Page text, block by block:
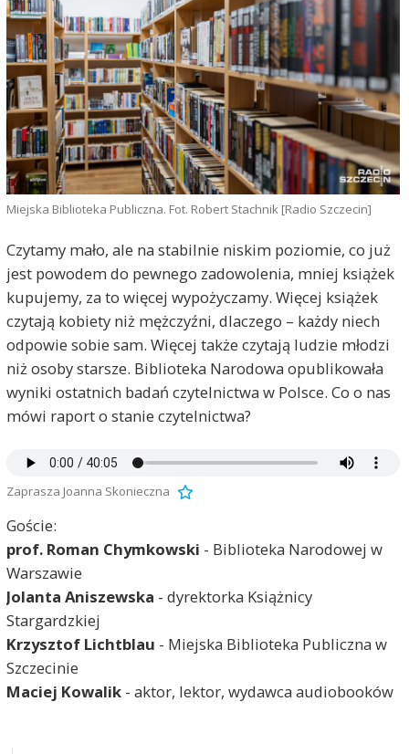
Miejska Biblioteka Publiczna. Fot. Robert Stachnik [Radio Szczecin]
Czytamy mało, ale na stabilnie niskim poziomie, co już
jest powodem do pewnego zadowolenia, mniej książek
kupujemy, za to więcej wypożyczamy. Więcej książek
czytają kobiety niż mężczyźni, dlaczego – każdy niech
odpowie sobie sam. Więcej także czytają ludzie młodzi
niż osoby starsze. Biblioteka Narodowa opublikowała
wyniki ostatnich badań czytelnictwa w Polsce. Co o nas
mówi raport o stanie czytelnictwa?
Zaprasza Joanna Skonieczna
Goście:
prof. Roman Chymkowski - Biblioteka Narodowej w
Warszawie
Jolanta Aniszewska - dyrektorka Książnicy
Stargardzkiej
Krzysztof Lichtblau - Miejska Biblioteka Publiczna w
Szczecinie
Maciej Kowalik- aktor, lektor, wydawca audiobooków